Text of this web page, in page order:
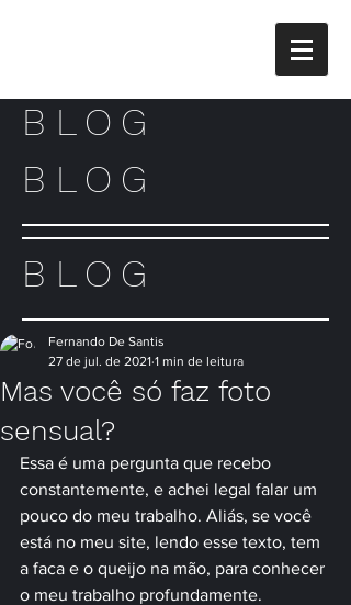
BLOG
BLOG
BLOG
Mas você só faz foto
sensual?
Fernando De Santis
27 de jul. de 2021 1 min de leitura
Essa é uma pergunta que recebo
constantemente, e achei legal falar um
pouco do meu trabalho. Aliás, se você
está no meu site, lendo esse texto, tem
a faca e o queijo na mão, para conhecer
o meu trabalho profundamente.